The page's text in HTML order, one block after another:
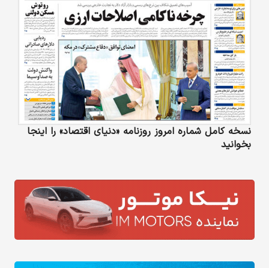
نسخه کامل شماره امروز روزنامه «دنیای‌ اقتصاد» را اینجا
بخوانید